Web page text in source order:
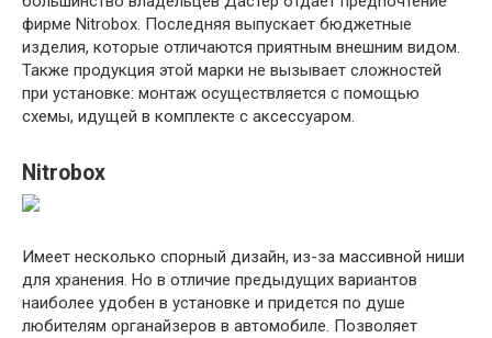
фирме Nitrobox. Последняя выпускает бюджетные
изделия, которые отличаются приятным внешним видом.
Также продукция этой марки не вызывает сложностей
при установке: монтаж осуществляется с помощью
схемы, идущей в комплекте с аксессуаром.
Nitrobox
Имеет несколько спорный дизайн, из-за массивной ниши
для хранения. Но в отличие предыдущих вариантов
наиболее удобен в установке и придется по душе
любителям органайзеров в автомобиле. Позволяет